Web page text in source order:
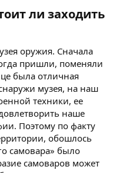
ли заходить
оружия. Сначала
пришли, поменяли
была отличная
музея, на наш
техники, ее
наше
Поэтому по факту
обошлось
самовара» было
самоваров может